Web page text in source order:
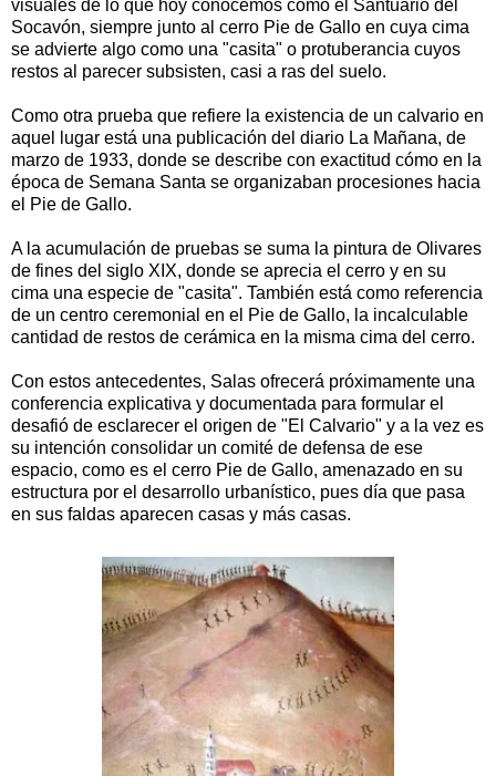
visuales de lo que hoy conocemos como el Santuario del
Socavón, siempre junto al cerro Pie de Gallo en cuya cima
se advierte algo como una "casita" o protuberancia cuyos
restos al parecer subsisten, casi a ras del suelo.
Como otra prueba que refiere la existencia de un calvario en
aquel lugar está una publicación del diario La Mañana, de
marzo de 1933, donde se describe con exactitud cómo en la
época de Semana Santa se organizaban procesiones hacia
el Pie de Gallo.
A la acumulación de pruebas se suma la pintura de Olivares
de fines del siglo XIX, donde se aprecia el cerro y en su
cima una especie de "casita". También está como referencia
de un centro ceremonial en el Pie de Gallo, la incalculable
cantidad de restos de cerámica en la misma cima del cerro.
Con estos antecedentes, Salas ofrecerá próximamente una
conferencia explicativa y documentada para formular el
desafió de esclarecer el origen de "El Calvario" y a la vez es
su intención consolidar un comité de defensa de ese
espacio, como es el cerro Pie de Gallo, amenazado en su
estructura por el desarrollo urbanístico, pues día que pasa
en sus faldas aparecen casas y más casas.